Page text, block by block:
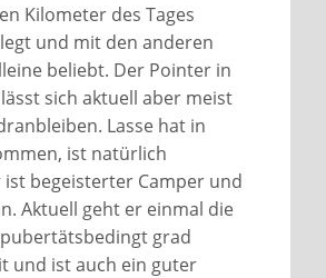
Kilometer des Tages
und mit den anderen
beliebt. Der Pointer in
sich aktuell aber meist
Lasse hat in
ist natürlich
begeisterter Camper und
Aktuell geht er einmal die
grad
und ist auch ein guter